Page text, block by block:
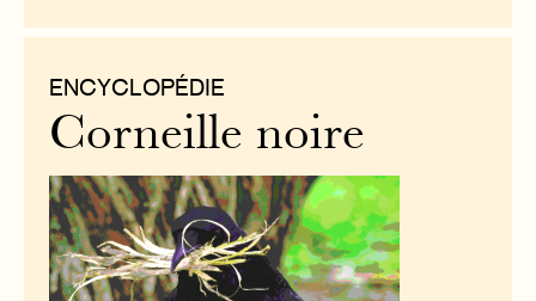
ENCYCLOPÉDIE
Corneille noire